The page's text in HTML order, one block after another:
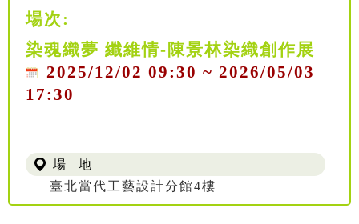
場次:
染魂織夢 纖維情-陳景林染織創作展
2025/12/02 09:30 ~ 2026/05/03
17:30
場 地
臺北當代工藝設計分館4樓